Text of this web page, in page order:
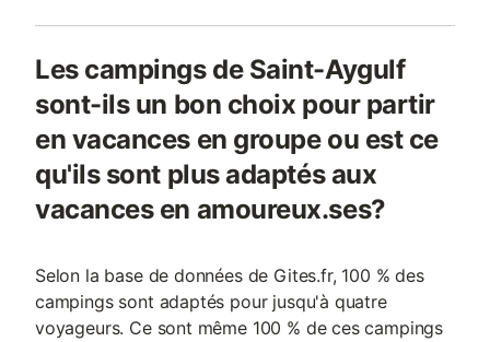
Les campings de Saint-Aygulf
sont-ils un bon choix pour partir
en vacances en groupe ou est ce
qu'ils sont plus adaptés aux
vacances en amoureux.ses?
Selon la base de données de Gites.fr, 100 % des
campings sont adaptés pour jusqu'à quatre
voyageurs. Ce sont même 100 % de ces campings